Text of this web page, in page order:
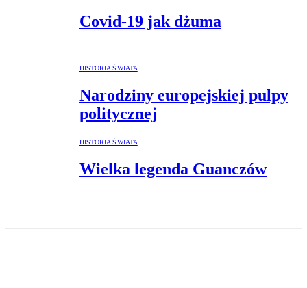
Covid-19 jak dżuma
HISTORIA ŚWIATA
Narodziny europejskiej pulpy
politycznej
HISTORIA ŚWIATA
Wielka legenda Guanczów